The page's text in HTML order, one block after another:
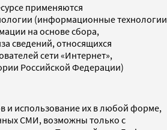
применяются
(информационные технологии
на основе сбора,
сведений, относящихся
сети «Интернет»,
Российской Федерации)
и использование их в любой форме,
СМИ, возможны только с